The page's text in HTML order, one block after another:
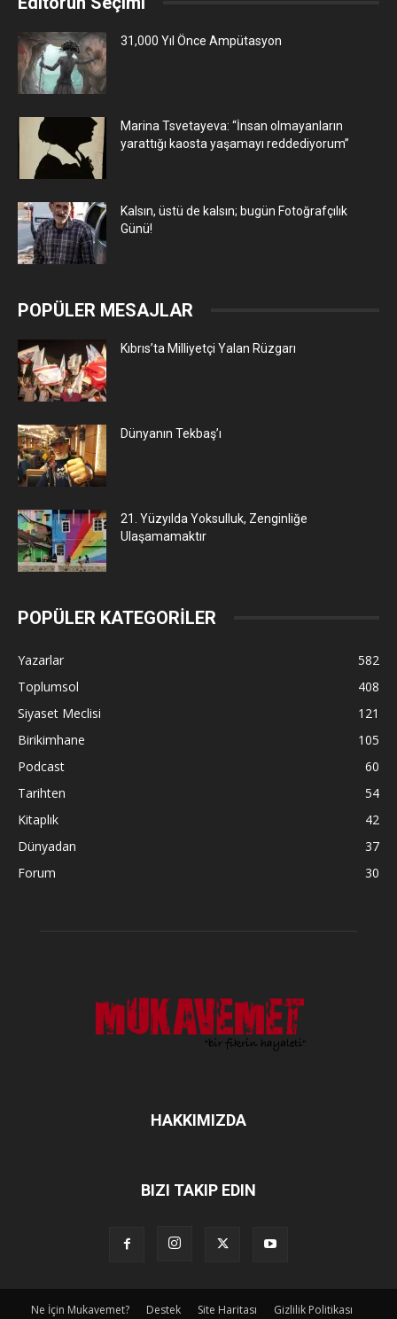
31,000 Yıl Önce Ampütasyon
Marina Tsvetayeva: “İnsan olmayanların
yarattığı kaosta yaşamayı reddediyorum”
Kalsın, üstü de kalsın; bugün Fotoğrafçılık
Günü!
POPÜLER MESAJLAR
Kıbrıs’ta Milliyetçi Yalan Rüzgarı
Dünyanın Tekbaş’ı
21. Yüzyılda Yoksulluk, Zenginliğe
Ulaşamamaktır
POPÜLER KATEGORİLER
Yazarlar
582
Toplumsol
408
Siyaset Meclisi
121
Birikimhane
105
Podcast
60
Tarihten
54
Kitaplık
42
Dünyadan
37
Forum
30
HAKKIMIZDA
BIZI TAKIP EDIN
Ne İçin Mukavemet? Destek Site Haritası Gizlilik Politikası